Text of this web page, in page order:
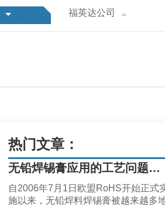
福英达公司
热门文章：
无铅焊锡膏应用的工艺问题有哪些？选用焊锡膏是应注意哪些问题?
自2006年7月1日欧盟RoHS开始正式
施以来，无铅焊料焊锡膏被越来越多